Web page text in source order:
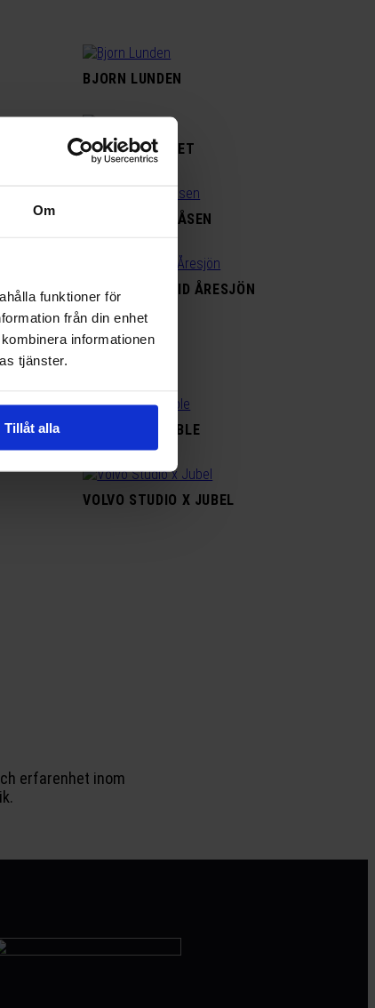
Om
funktioner för
från din enhet
informationen
tjänster.
Tillåt alla
BJORN LUNDEN
GYLLENE HJULET
LIVE PÅ GRÅ GÅSEN
MUSIKKVÄLL VID ÅRESJÖN
UPPSALA RUMBLE
VOLVO STUDIO X JUBEL
erfarenhet inom